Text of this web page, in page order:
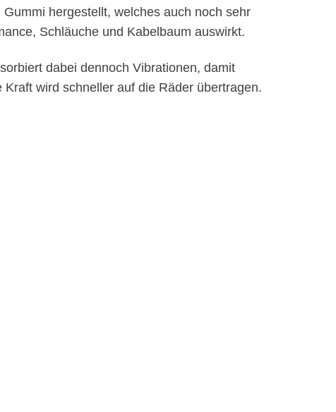
hergestellt, welches auch noch sehr
Schläuche und Kabelbaum auswirkt.
dabei dennoch Vibrationen, damit
wird schneller auf die Räder übertragen.